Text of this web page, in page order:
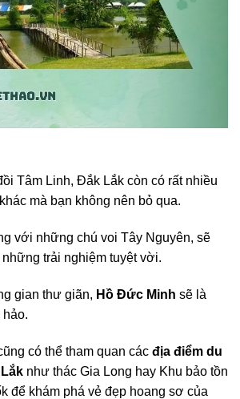
Tâm Linh, Đắk Lắk còn có rất nhiều
mà bạn không nên bỏ qua.
với những chú voi Tây Nguyên, sẽ
trải nghiệm tuyệt vời.
gian thư giãn, Hồ Đức Minh sẽ là
có thể tham quan các địa điểm du
như thác Gia Long hay Khu bảo tồn
để khám phá vẻ đẹp hoang sơ của